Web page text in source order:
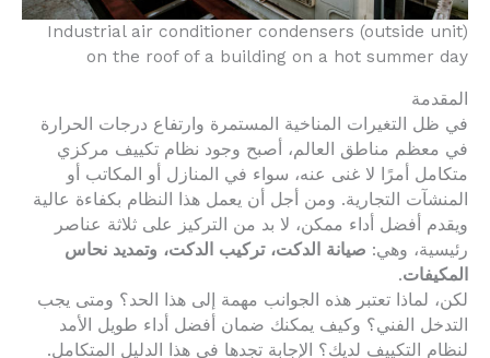
Industrial air conditioner condensers (outside unit)
on the roof of a building on a hot summer day
المقدمة
في ظل التغيرات المناخية المستمرة وارتفاع درجات الحرارة
في معظم مناطق العالم، أصبح وجود نظام تكييف مركزي
متكامل أمرًا لا غنى عنه، سواء في المنازل أو المكاتب أو
المنشآت التجارية. ومن أجل أن يعمل هذا النظام بكفاءة عالية
ويقدم أفضل أداء ممكن، لا بد من التركيز على ثلاثة عناصر
رئيسية، وهي: صيانة الدكت، تركيب الدكت، وتمديد نحاس
المكيفات.
لكن، لماذا تعتبر هذه الجوانب مهمة إلى هذا الحد؟ ومتى يجب
التدخل الفني؟ وكيف يمكنك ضمان أفضل أداء طويل الأمد
لنظام التكييف لديك؟ الإجابة تجدها في هذا الدليل المتكامل.